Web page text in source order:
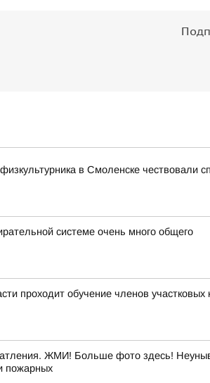
в Смоленске чествовали
системе очень много общего
проходит обучение членов
ЖМИ! Больше фото здесь!
пожарных